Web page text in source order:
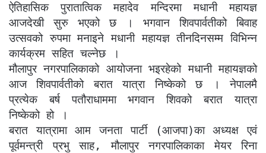
ऐतिहासिक पुरातात्विक महादेव मन्दिरमा मधानी महायज्ञ
आजदेखी सुरु भएको छ । भगवान शिवपार्वतीको बिवाह
उत्सवको रुपमा मनाइने मधानी महायज्ञ तीनदिनसम्म विभिन्न
कार्यक्रम सहित चल्नेछ ।
मौलापुर नगरपालिकाको आयोजना भइरहेको मधानी महायज्ञको
आज शिवपार्वतीको बरात यात्रा निष्केको छ । नेपालमै
प्रत्येक बर्ष पतौराधाममा भगवान शिवको बरात यात्रा
निष्केको हो ।
बरात यात्रामा आम जनता पार्टी (आजपा)का अध्यक्ष एवं
पूर्वमन्त्री प्रभु साह, मौलापुर नगरपालिकाका मेयर रिना